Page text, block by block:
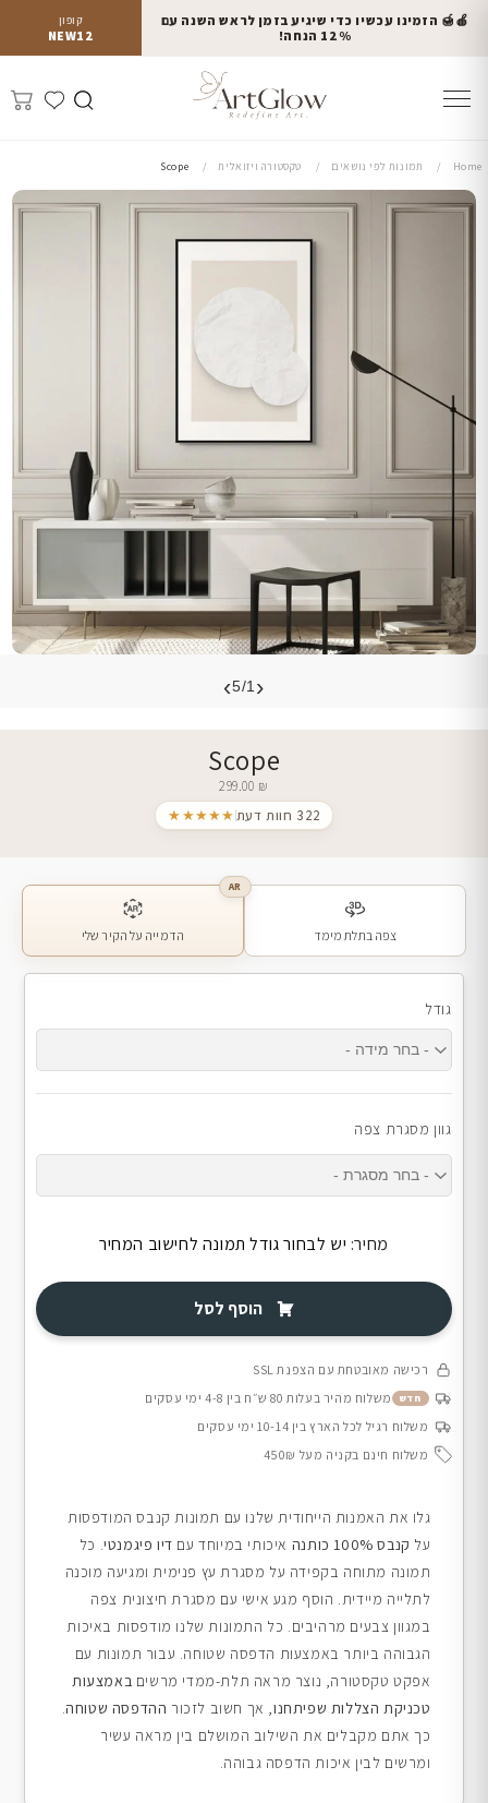
קופון
NEW12
🍎🍯 הזמינו עכשיו כדי שיגיע בזמן לראש השנה עם
12% הנחה!
Home תמונות לפי נושאים טקסטורה ויזואלית Scope
‹
5/1
›
Scope
299.00 ₪
★★★★★
322 חוות דעת
צפה בתלת מימד
AR
הדמייה על הקיר שלי
גודל
גוון מסגרת צפה
מחיר: יש לבחור גודל תמונה לחישוב המחיר
הוסף לסל
רכישה מאובטחת עם הצפנת SSL
חדש
משלוח מהיר בעלות 80 ש״ח בין 4-8 ימי עסקים
משלוח רגיל לכל הארץ בין 10-14 ימי עסקים
משלוח חינם בקניה מעל 450₪
גלו את האמנות הייחודית שלנו עם תמונות קנבס המודפסות
על קנבס 100% כותנה איכותי במיוחד עם דיו פיגמנטי. כל
תמונה מתוחה בקפידה על מסגרת עץ פנימית ומגיעה מוכנה
לתלייה מיידית. הוסף מגע אישי עם מסגרת חיצונית צפה
במגוון צבעים מרהיבים. כל התמונות שלנו מודפסות באיכות
הגבוהה ביותר באמצעות הדפסה שטוחה. עבור תמונות עם
אפקט טקסטורה, נוצר מראה תלת-ממדי מרשים באמצעות
טכניקת הצללות שפיתחנו, אך חשוב לזכור ההדפסה שטוחה.
כך אתם מקבלים את השילוב המושלם בין מראה עשיר
ומרשים לבין איכות הדפסה גבוהה.